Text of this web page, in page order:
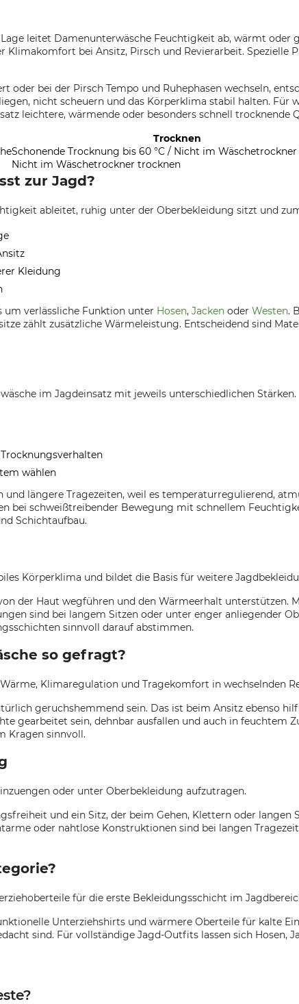
leitet Damenunterwäsche Feuchtigkeit ab, wärmt
bei Ansitz, Pirsch und Revierarbeit. Spezielle
oder bei der Pirsch Tempo und Ruhephasen wechseln,
nicht scheuern und das Körperklima stabil halten. Für
leichtere, wärmende oder besonders schnell trocknende
Trocknen
Schonende Trocknung bis 60 °C / Nicht im
Nicht im Wäschetrockner trocknen
zur Jagd?
ableitet, ruhig unter der Oberbekleidung sitzt und
Kleidung
um verlässliche Funktion unter Hosen, Jacken oder Westen.
zählt zusätzliche Wärmeleistung. Entscheidend sind
im Jagdeinsatz mit jeweils unterschiedlichen Stärken.
wählen
längere Tragezeiten, weil es temperaturregulierend,
bei schweißtreibender Bewegung mit schnellem
Schichtaufbau.
Körperklima und bildet die Basis für weitere
der Haut wegführen und den Wärmeerhalt unterstützen.
sind bei langem Sitzen oder unter enger anliegender
sinnvoll darauf abstimmen.
so gefragt?
Klimaregulation und Tragekomfort in wechselnden
geruchshemmend sein. Das ist beim Ansitz ebenso
gearbeitet sein, dehnbar ausfallen und auch in feuchtem
Kragen sinnvoll.
oder unter Oberbekleidung aufzutragen.
und ein Sitz, der beim Gehen, Klettern oder langen
oder nahtlose Konstruktionen sind bei langen
für die erste Bekleidungsschicht im
Unterziehshirts und wärmere Oberteile für kalte
sind. Für vollständige Jagd-Outfits lassen sich Hosen,